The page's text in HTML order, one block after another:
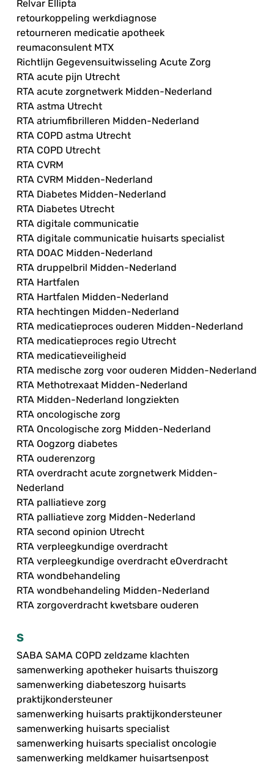
Relvar Ellipta
retourkoppeling werkdiagnose
retourneren medicatie apotheek
reumaconsulent MTX
Richtlijn Gegevensuitwisseling Acute Zorg
RTA acute pijn Utrecht
RTA acute zorgnetwerk Midden-Nederland
RTA astma Utrecht
RTA atriumfibrilleren Midden-Nederland
RTA COPD astma Utrecht
RTA COPD Utrecht
RTA CVRM
RTA CVRM Midden-Nederland
RTA Diabetes Midden-Nederland
RTA Diabetes Utrecht
RTA digitale communicatie
RTA digitale communicatie huisarts specialist
RTA DOAC Midden-Nederland
RTA druppelbril Midden-Nederland
RTA Hartfalen
RTA Hartfalen Midden-Nederland
RTA hechtingen Midden-Nederland
RTA medicatieproces ouderen Midden-Nederland
RTA medicatieproces regio Utrecht
RTA medicatieveiligheid
RTA medische zorg voor ouderen Midden-Nederland
RTA Methotrexaat Midden-Nederland
RTA Midden-Nederland longziekten
RTA oncologische zorg
RTA Oncologische zorg Midden-Nederland
RTA Oogzorg diabetes
RTA ouderenzorg
RTA overdracht acute zorgnetwerk Midden-
Nederland
RTA palliatieve zorg
RTA palliatieve zorg Midden-Nederland
RTA second opinion Utrecht
RTA verpleegkundige overdracht
RTA verpleegkundige overdracht eOverdracht
RTA wondbehandeling
RTA wondbehandeling Midden-Nederland
RTA zorgoverdracht kwetsbare ouderen
S
SABA SAMA COPD zeldzame klachten
samenwerking apotheker huisarts thuiszorg
samenwerking diabeteszorg huisarts
praktijkondersteuner
samenwerking huisarts praktijkondersteuner
samenwerking huisarts specialist
samenwerking huisarts specialist oncologie
samenwerking meldkamer huisartsenpost